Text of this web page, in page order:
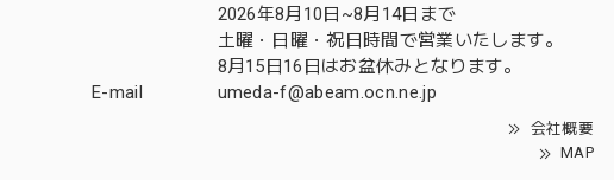
2026年8月10日~8月14日まで
土曜・日曜・祝日時間で営業いたします。
8月15日16日はお盆休みとなります。
E-mail
umeda-f@abeam.ocn.ne.jp
会社概要
MAP